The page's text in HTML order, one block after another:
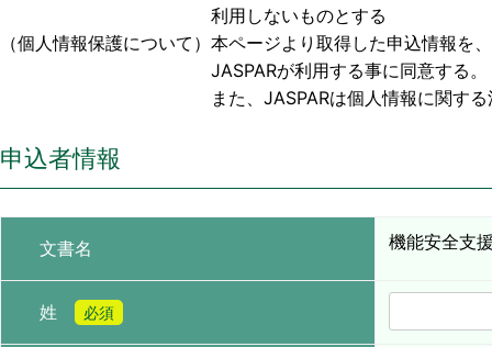
利用しないものとする
（個人情報保護について）本ページより取得した申込情報
JASPARが利用する事に同意する。
また、JASPARは個人情報に関する法令およ
申込者情報
文書名 機能安全支
姓 必須